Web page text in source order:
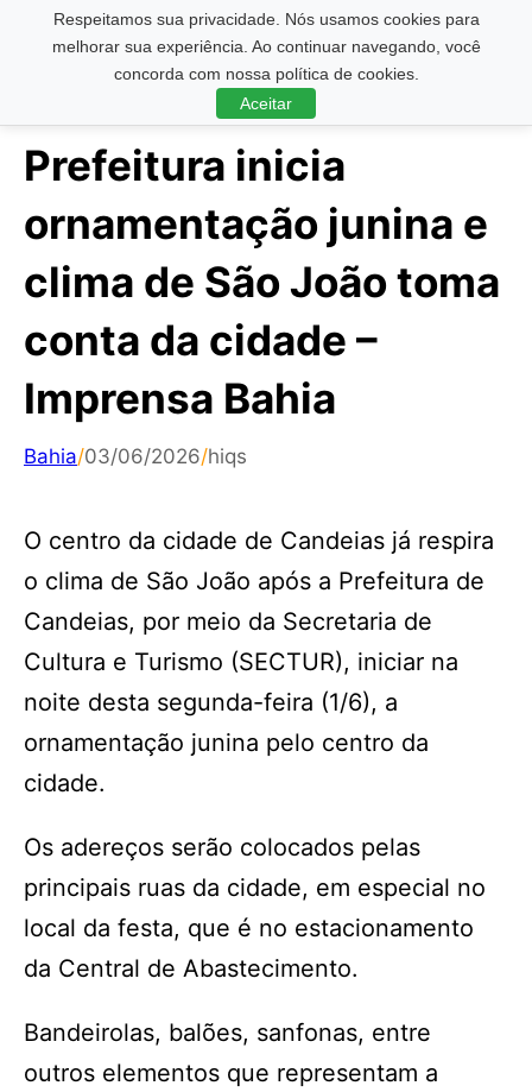
Respeitamos sua privacidade. Nós usamos cookies para
melhorar sua experiência. Ao continuar navegando, você
concorda com nossa política de cookies.
Aceitar
Pesquisar ...
Prefeitura inicia
ornamentação junina e
clima de São João toma
conta da cidade –
Imprensa Bahia
Bahia/03/06/2026/hiqs
O centro da cidade de Candeias já respira
o clima de São João após a Prefeitura de
Candeias, por meio da Secretaria de
Cultura e Turismo (SECTUR), iniciar na
noite desta segunda-feira (1/6), a
ornamentação junina pelo centro da
cidade.
Os adereços serão colocados pelas
principais ruas da cidade, em especial no
local da festa, que é no estacionamento
da Central de Abastecimento.
Bandeirolas, balões, sanfonas, entre
outros elementos que representam a